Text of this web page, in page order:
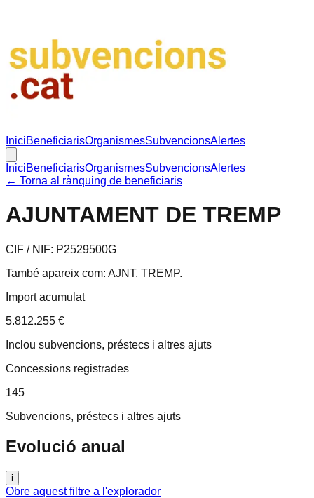
IniciBeneficiarisOrganismesSubvencionsAlertes
IniciBeneficiarisOrganismesSubvencionsAlertes
← Torna al rànquing de beneficiaris
AJUNTAMENT DE TREMP
CIF / NIF: P2529500G
També apareix com: AJNT. TREMP.
Import acumulat
5.812.255 €
Inclou subvencions, préstecs i altres ajuts
Concessions registrades
145
Subvencions, préstecs i altres ajuts
Evolució anual
i
Obre aquest filtre a l'explorador